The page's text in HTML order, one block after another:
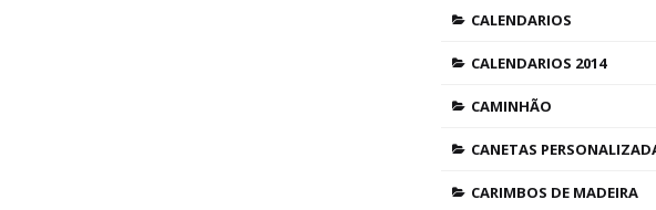
CALENDARIOS
CALENDARIOS 2014
CAMINHÃO
CANETAS
CARIMBOS DE MADEIRA